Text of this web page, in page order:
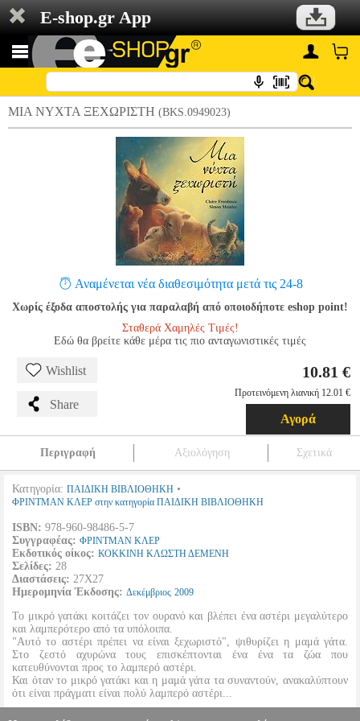
E-shop.gr App
ΜΙΑ ΝΥΧΤΑ ΞΕΧΩΡΙΣΤΗ (BKS.0949023)
Αναμένεται νέα διαθεσιμότητα μετά τις 24-8
Χωρίς έξοδα αποστολής για παραλαβή από οποιοδήποτε eshop point!
Σταθερά Χαμηλές Τιμές!
Εδώ θα βρείτε κάθε μέρα τις πιο ανταγωνιστικές τιμές
Wishlist
Share
10.81 €
Προτεινόμενη λιανική 12.01 €
Αγορά
Περιγραφή Αξιολόγηση Σχετικά
Κατηγορία: ΠΑΙΔΙΚΗ ΒΙΒΛΙΟΘΗΚΗ •
ΦΡΙΝΤΜΑΝ ΚΛΕΡ στην κατηγορία ΠΑΙΔΙΚΗ ΒΙΒΛΙΟΘΗΚΗ
ISBN: 978-960-98486-5-7
Συγγραφέας: ΦΡΙΝΤΜΑΝ ΚΛΕΡ
Εκδοτικός οίκος: ΚΟΚΚΙΝΗ ΚΛΩΣΤΗ ΔΕΜΕΝΗ
Σελίδες: 28
Διαστάσεις: 27Χ27
Ημερομηνία Έκδοσης: Δεκέμβριος 2009
Το μικρό γατάκι κοιτάζει τον ουρανό και βλέπει ένα αστέρι μεγαλύτερο
και λαμπερότερο από τα υπόλοιπα.
"Αυτό το αστέρι πρέπει να είναι ξεχωριστό", ψιθυρίζει η μαμά γάτα.
Στο ζεστό αχυρώνα τους επισκέπτονται ένα ένα τα ζώα που
κατευθύνονται προς το λαμπερό αστέρι.
Και όταν το μικρό γατάκι και η μαμά γάτα τα συναντούν, ανακαλύπτουν
ότι είναι πράγματι είναι πολύ λαμπερό αστέρι...
Με ένα υπέροχο, λυρικό κείμενο και μια εκπληκτική εικονογράφηση, το